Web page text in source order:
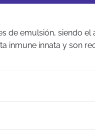
emulsión, siendo
inmune innata y son